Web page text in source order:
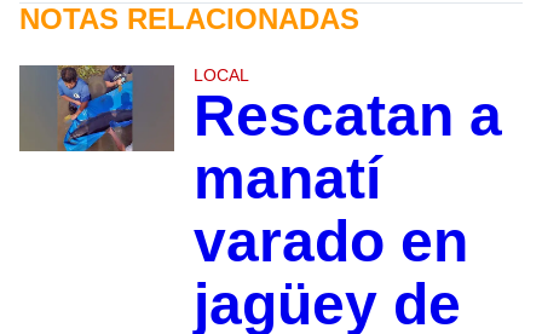
NOTAS RELACIONADAS
LOCAL
Rescatan a
manatí
varado en
jagüey de